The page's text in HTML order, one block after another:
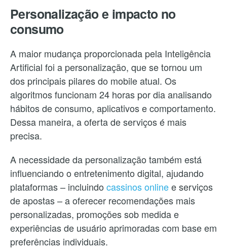
Personalização e impacto no
consumo
A maior mudança proporcionada pela Inteligência
Artificial foi a personalização, que se tornou um
dos principais pilares do mobile atual. Os
algoritmos funcionam 24 horas por dia analisando
hábitos de consumo, aplicativos e comportamento.
Dessa maneira, a oferta de serviços é mais
precisa.
A necessidade da personalização também está
influenciando o entretenimento digital, ajudando
plataformas – incluindo cassinos onlinee serviços
de apostas – a oferecer recomendações mais
personalizadas, promoções sob medida e
experiências de usuário aprimoradas com base em
preferências individuais.